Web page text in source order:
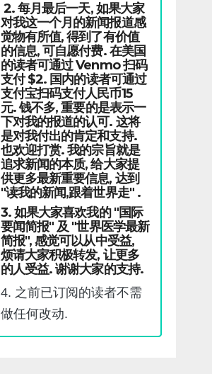
2. 每月最后一天, 如果大家
对我这一个月的新闻报道感
觉物有所值, 得到了有价值
的信息, 可自愿付费. 在美国
的读者可通过 Venmo 扫码
支付 $2. 国内的读者可通过
支付宝扫码支付人民币15
元. 钱不多, 重要的是表示一
下对我的报道的认可. 这将
是对我付出的肯定和支持.
也欢迎打赏. 我的宗旨就是
追求新闻的本质, 给大家提
供更多最新重要信息, 达到
"读我的新闻,跟着世界走" .
3. 如果大家喜欢我的 "国际
要闻简报" 及 "世界医学最新
简报", 感觉可以从中受益,
烦请大家积极转发, 让更多
的人受益. 谢谢大家的支持.
4. 之前已订阅的读者不需
做任何改动.